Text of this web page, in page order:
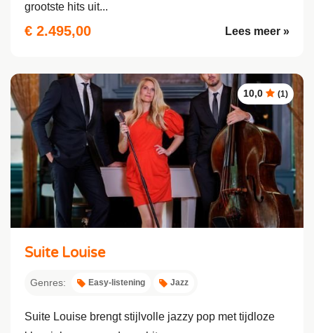
grootste hits uit...
€ 2.495,00 Lees meer »
10,0 (1)
Suite Louise
Genres: Easy-listening Jazz
Suite Louise brengt stijlvolle jazzy pop met tijdloze